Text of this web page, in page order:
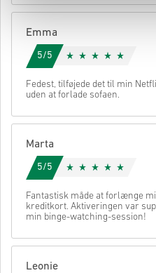
Når det er gjort, modtager du
Emma
5/5
Fedest, tilføjede det til min
uden at forlade sofaen.
Marta
5/5
Fantastisk måde at forlænge
kreditkort. Aktiveringen var
min binge-watching-session!
Leonie